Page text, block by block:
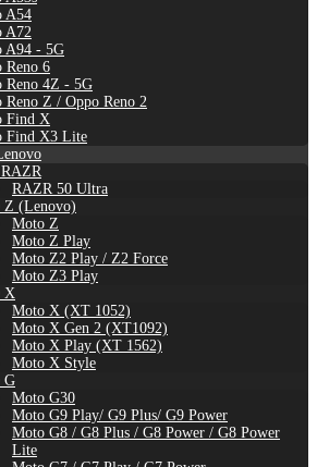
A54
A72
A94 - 5G
Reno 6
Reno 4Z - 5G
Reno Z / Oppo Reno 2
Find X
Find X3 Lite
RAZR 50 Ultra
Z (Lenovo)
Moto Z
Moto Z Play
Moto Z2 Play / Z2 Force
Moto Z3 Play
X
Moto X (XT 1052)
Moto X Gen 2 (XT1092)
Moto X Play (XT 1562)
Moto X Style
G
Moto G30
Moto G9 Play/ G9 Plus/ G9 Power
Moto G8 / G8 Plus / G8 Power / G8 Power
Lite